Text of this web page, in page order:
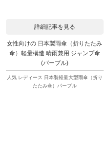
詳細記事を見る
女性向けの 日本製雨傘（折りたたみ
傘）軽量構造 晴雨兼用 ジャンプ傘
(パープル)
人気 レディース 日本製軽量大型雨傘（折り
たたみ傘）パープル